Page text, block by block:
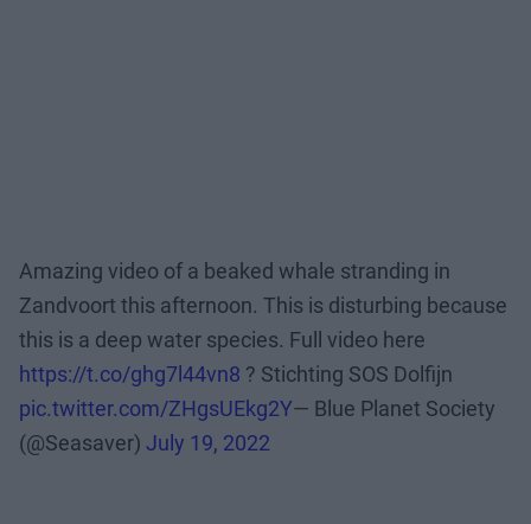
Amazing video of a beaked whale stranding in
Zandvoort this afternoon. This is disturbing because
this is a deep water species. Full video here
https://t.co/ghg7l44vn8 ? Stichting SOS Dolfijn
pic.twitter.com/ZHgsUEkg2Y— Blue Planet Society
(@Seasaver) July 19, 2022